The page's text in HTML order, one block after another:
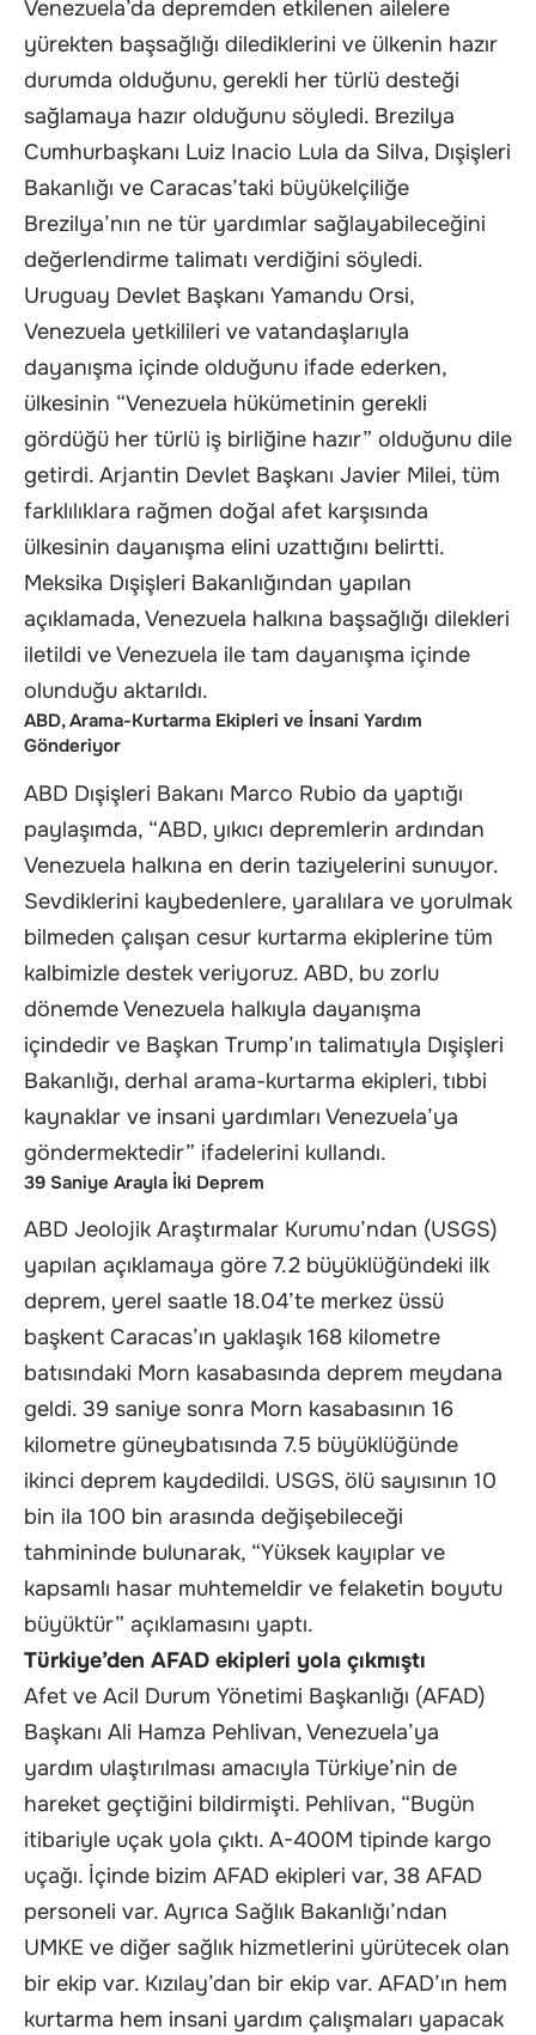
Venezuela’da depremden etkilenen ailelere
yürekten başsağlığı dilediklerini ve ülkenin hazır
durumda olduğunu, gerekli her türlü desteği
sağlamaya hazır olduğunu söyledi. Brezilya
Cumhurbaşkanı Luiz Inacio Lula da Silva, Dışişleri
Bakanlığı ve Caracas’taki büyükelçiliğe
Brezilya’nın ne tür yardımlar sağlayabileceğini
değerlendirme talimatı verdiğini söyledi.
Uruguay Devlet Başkanı Yamandu Orsi,
Venezuela yetkilileri ve vatandaşlarıyla
dayanışma içinde olduğunu ifade ederken,
ülkesinin “Venezuela hükümetinin gerekli
gördüğü her türlü iş birliğine hazır” olduğunu dile
getirdi. Arjantin Devlet Başkanı Javier Milei, tüm
farklılıklara rağmen doğal afet karşısında
ülkesinin dayanışma elini uzattığını belirtti.
Meksika Dışişleri Bakanlığından yapılan
açıklamada, Venezuela halkına başsağlığı dilekleri
iletildi ve Venezuela ile tam dayanışma içinde
olunduğu aktarıldı.
ABD, Arama-Kurtarma Ekipleri ve İnsani Yardım
Gönderiyor
ABD Dışişleri Bakanı Marco Rubio da yaptığı
paylaşımda, “ABD, yıkıcı depremlerin ardından
Venezuela halkına en derin taziyelerini sunuyor.
Sevdiklerini kaybedenlere, yaralılara ve yorulmak
bilmeden çalışan cesur kurtarma ekiplerine tüm
kalbimizle destek veriyoruz. ABD, bu zorlu
dönemde Venezuela halkıyla dayanışma
içindedir ve Başkan Trump’ın talimatıyla Dışişleri
Bakanlığı, derhal arama-kurtarma ekipleri, tıbbi
kaynaklar ve insani yardımları Venezuela’ya
göndermektedir” ifadelerini kullandı.
39 Saniye Arayla İki Deprem
ABD Jeolojik Araştırmalar Kurumu’ndan (USGS)
yapılan açıklamaya göre 7.2 büyüklüğündeki ilk
deprem, yerel saatle 18.04’te merkez üssü
başkent Caracas’ın yaklaşık 168 kilometre
batısındaki Morn kasabasında deprem meydana
geldi. 39 saniye sonra Morn kasabasının 16
kilometre güneybatısında 7.5 büyüklüğünde
ikinci deprem kaydedildi. USGS, ölü sayısının 10
bin ila 100 bin arasında değişebileceği
tahmininde bulunarak, “Yüksek kayıplar ve
kapsamlı hasar muhtemeldir ve felaketin boyutu
büyüktür” açıklamasını yaptı.
Türkiye’den AFAD ekipleri yola çıkmıştı
Afet ve Acil Durum Yönetimi Başkanlığı (AFAD)
Başkanı Ali Hamza Pehlivan, Venezuela’ya
yardım ulaştırılması amacıyla Türkiye’nin de
hareket geçtiğini bildirmişti. Pehlivan, “Bugün
itibariyle uçak yola çıktı. A-400M tipinde kargo
uçağı. İçinde bizim AFAD ekipleri var, 38 AFAD
personeli var. Ayrıca Sağlık Bakanlığı’ndan
UMKE ve diğer sağlık hizmetlerini yürütecek olan
bir ekip var. Kızılay’dan bir ekip var. AFAD’ın hem
kurtarma hem insani yardım çalışmaları yapacak